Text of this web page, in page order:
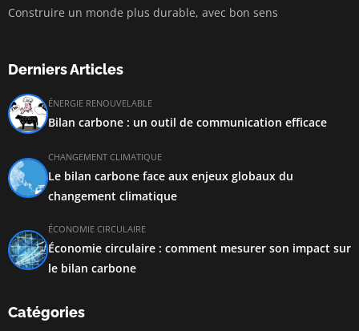
Construire un monde plus durable, avec bon sens
Derniers Articles
ÉNERGIE RENOUVELABLE
Bilan carbone : un outil de communication efficace
CHANGEMENT CLIMATIQUE
Le bilan carbone face aux enjeux globaux du
changement climatique
ÉCONOMIE CIRCULAIRE
Économie circulaire : comment mesurer son impact sur
le bilan carbone
Catégories